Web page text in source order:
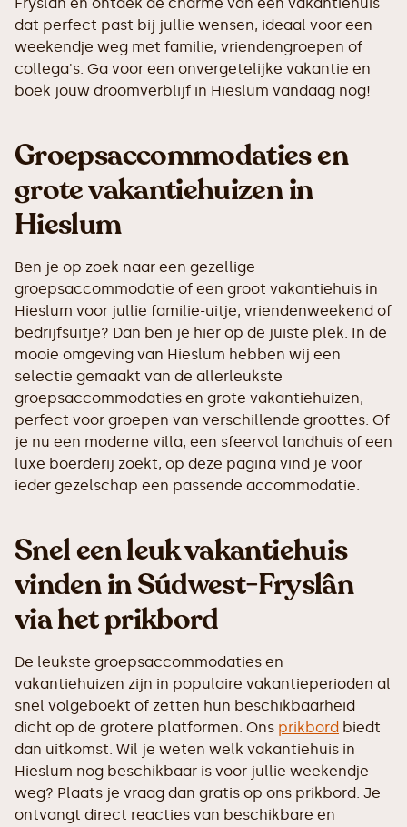
dat perfect past bij jullie wensen, ideaal voor een
weekendje weg met familie, vriendengroepen of
collega's. Ga voor een onvergetelijke vakantie en
boek jouw droomverblijf in Hieslum vandaag nog!
Groepsaccommodaties en
grote vakantiehuizen in
Hieslum
Ben je op zoek naar een gezellige
groepsaccommodatie of een groot vakantiehuis in
Hieslum voor jullie familie-uitje, vriendenweekend of
bedrijfsuitje? Dan ben je hier op de juiste plek. In de
mooie omgeving van Hieslum hebben wij een
selectie gemaakt van de allerleukste
groepsaccommodaties en grote vakantiehuizen,
perfect voor groepen van verschillende groottes. Of
je nu een moderne villa, een sfeervol landhuis of een
luxe boerderij zoekt, op deze pagina vind je voor
ieder gezelschap een passende accommodatie.
Snel een leuk vakantiehuis
vinden in Súdwest-Fryslân
via het prikbord
De leukste groepsaccommodaties en
vakantiehuizen zijn in populaire vakantieperioden al
snel volgeboekt of zetten hun beschikbaarheid
dicht op de grotere platformen. Ons prikbord biedt
dan uitkomst. Wil je weten welk vakantiehuis in
Hieslum nog beschikbaar is voor jullie weekendje
weg? Plaats je vraag dan gratis op ons prikbord. Je
ontvangt direct reacties van beschikbare en